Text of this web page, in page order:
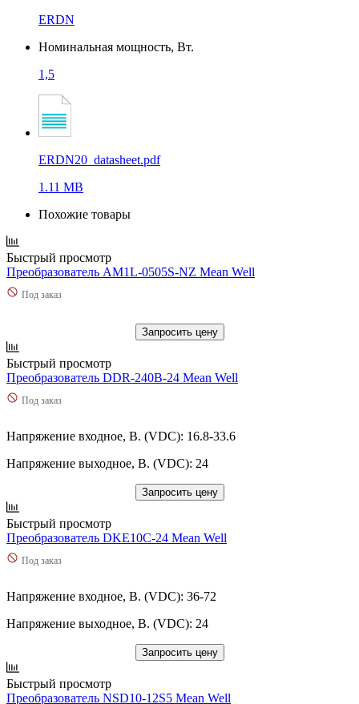
ERDN
Номинальная мощность, Вт.
1,5
ERDN20_datasheet.pdf
1.11 MB
Похожие товары
Быстрый просмотр
Преобразователь AM1L-0505S-NZ Mean Well
Под заказ
Запросить цену
Быстрый просмотр
Преобразователь DDR-240B-24 Mean Well
Под заказ
Напряжение входное, В. (VDC): 16.8-33.6
Напряжение выходное, В. (VDC): 24
Запросить цену
Быстрый просмотр
Преобразователь DKE10C-24 Mean Well
Под заказ
Напряжение входное, В. (VDC): 36-72
Напряжение выходное, В. (VDC): 24
Запросить цену
Быстрый просмотр
Преобразователь NSD10-12S5 Mean Well